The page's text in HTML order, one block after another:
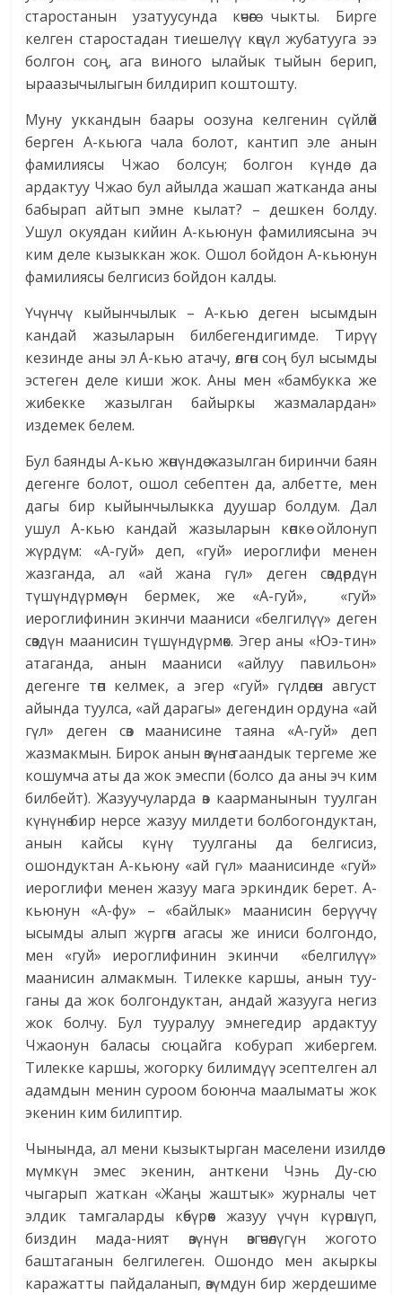
старостанын узатуусунда көчөгө чыкты. Бирге
келген старостадан тиешелүү көңүл жубатууга ээ
болгон соң, ага виного ылайык тыйын берип,
ыраазычылыгын билдирип коштошту.
Муну уккандын баары оозуна келгенин сүйлөй
берген А-кьюга чала болот, кантип эле анын
фамилиясы Чжао болсун; болгон күндө да
ардактуу Чжао бул айылда жашап жатканда аны
бабырап айтып эмне кылат? – дешкен болду.
Ушул окуядан кийин А-кьюнун фамилиясына эч
ким деле кызыккан жок. Ошол бойдон А-кьюнун
фамилиясы белгисиз бойдон калды.
Үчүнчү кыйынчылык – А-кью деген ысымдын
кандай жазыларын билбегендигимде. Тирүү
кезинде аны эл А-кью атачу, өлгөн соң бул ысымды
эстеген деле киши жок. Аны мен «бамбукка же
жибекке жазылган байыркы жазмалардан»
издемек белем.
Бул баянды А-кью жөнүндө жазылган биринчи баян
дегенге болот, ошол себептен да, албетте, мен
дагы бир кыйынчылыкка дуушар болдум. Дал
ушул А-кью кандай жазыларын көпкө ойлонуп
жүрдүм: «А-гуй» деп, «гуй» иероглифи менен
жазганда, ал «ай жана гүл» деген сөздөрдүн
түшүндүрмөсүн бермек, же «А-гуй», «гуй»
иероглифинин экинчи мааниси «белгилүү» деген
сөздүн маанисин түшүндүрмөк. Эгер аны «Юэ-тин»
атаганда, анын мааниси «айлуу павильон»
дегенге төп келмек, а эгер «гуй» гүлдөгөн август
айында туулса, «ай дарагы» дегендин ордуна «ай
гүл» деген сөз маанисине таяна «А-гуй» деп
жазмакмын. Бирок анын өзүнө таандык тергеме же
кошумча аты да жок эмеспи (болсо да аны эч ким
билбейт). Жазуучуларда өз каарманынын туулган
күнүнө бир нерсе жазуу милдети болбогондуктан,
анын кайсы күнү туулганы да белгисиз,
ошондуктан А-кьюну «ай гүл» маанисинде «гуй»
иероглифи менен жазуу мага эркиндик берет. А-
кьюнун «А-фу» – «байлык» маанисин берүүчү
ысымды алып жүргөн агасы же иниси болгондо,
мен «гуй» иероглифинин экинчи «белгилүү»
маанисин алмакмын. Тилекке каршы, анын туу­
ганы да жок болгондуктан, андай жазууга негиз
жок болчу. Бул тууралуу эмнегедир ардактуу
Чжаонун баласы сюцайга кобурап жибергем.
Тилекке каршы, жогорку билимдүү эсептелген ал
адамдын менин суроом боюнча маалыматы жок
экенин ким билиптир.
Чынында, ал мени кызыктырган маселени изилдөө
мүмкүн эмес экенин, анткени Чэнь Ду-сю
чыгарып жаткан «Жаңы жаштык» журналы чет
элдик тамгаларды көбүрөөк жазуу үчүн күрөшүп,
биздин мада-ният өзүнүн өзгөчөлүгүн жогото
баштаганын белгилеген. Ошондо мен акыркы
каражатты пайдаланып, өзүмдун бир жердешиме